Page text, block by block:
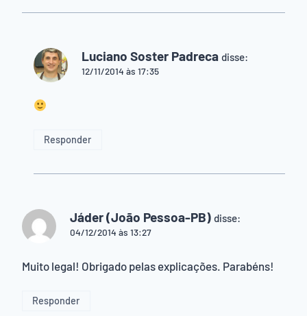
Luciano Soster Padreca disse:
12/11/2014 às 17:35
Responder
Jáder (João Pessoa-PB) disse:
04/12/2014 às 13:27
Muito legal! Obrigado pelas explicações. Parabéns!
Responder